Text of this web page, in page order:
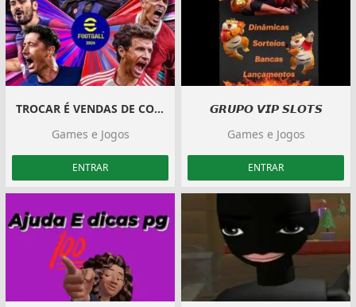
TROCAR É VENDAS DE CONTAS EFOOTBALL
Games e Jogos
ENTRAR
𝙂𝙍𝙐𝙋𝙊 𝙑𝙄𝙋 𝙎𝙇𝙊𝙏𝙎
Games e Jogos
ENTRAR